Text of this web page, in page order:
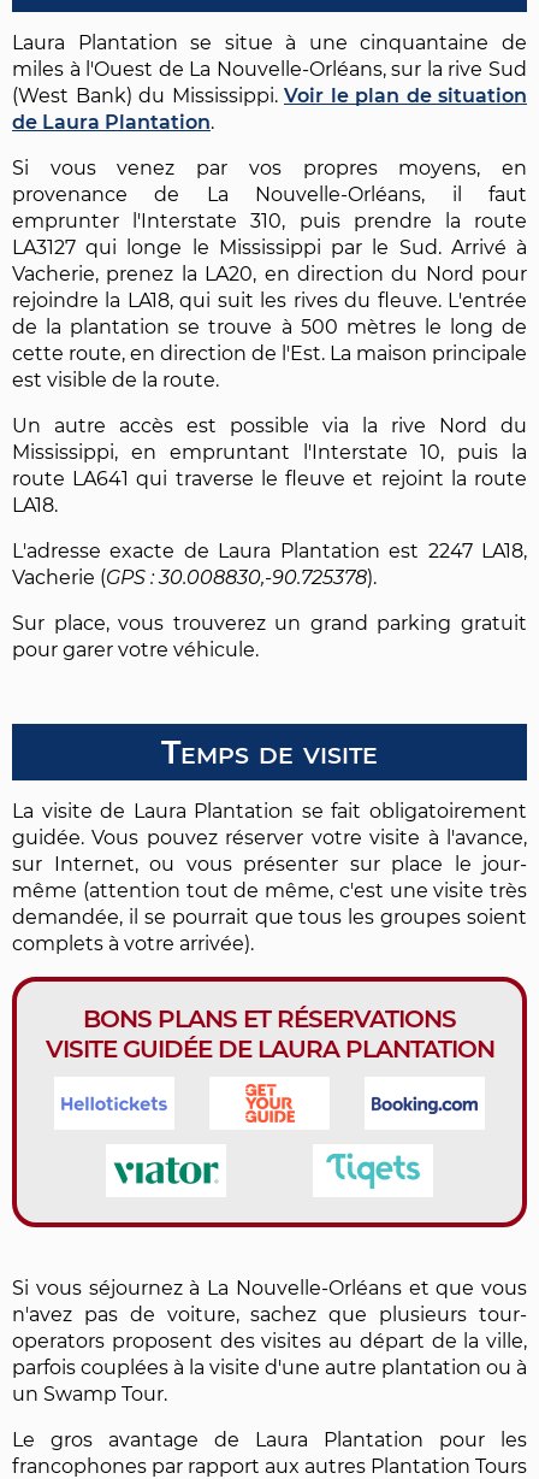
Laura Plantation se situe à une cinquantaine de
miles à l'Ouest de La Nouvelle-Orléans, sur la rive Sud
(West Bank) du Mississippi. Voir le plan de situation
de Laura Plantation.
Si vous venez par vos propres moyens, en
provenance de La Nouvelle-Orléans, il faut
emprunter l'Interstate 310, puis prendre la route
LA3127 qui longe le Mississippi par le Sud. Arrivé à
Vacherie, prenez la LA20, en direction du Nord pour
rejoindre la LA18, qui suit les rives du fleuve. L'entrée
de la plantation se trouve à 500 mètres le long de
cette route, en direction de l'Est. La maison principale
est visible de la route.
Un autre accès est possible via la rive Nord du
Mississippi, en empruntant l'Interstate 10, puis la
route LA641 qui traverse le fleuve et rejoint la route
LA18.
L'adresse exacte de Laura Plantation est 2247 LA18,
Vacherie (
30.008830,-90.725378).
Sur place, vous trouverez un grand parking gratuit
pour garer votre véhicule.
Temps de visite
La visite de Laura Plantation se fait obligatoirement
guidée. Vous pouvez réserver votre visite à l'avance,
sur Internet, ou vous présenter sur place le jour-
même (attention tout de même, c'est une visite très
demandée, il se pourrait que tous les groupes soient
complets à votre arrivée).
BONS PLANS ET RÉSERVATIONS
VISITE GUIDÉE DE LAURA PLANTATION
Si vous séjournez à La Nouvelle-Orléans et que vous
n'avez pas de voiture, sachez que plusieurs tour-
operators proposent des visites au départ de la ville,
parfois couplées à la visite d'une autre plantation ou à
un Swamp Tour.
Le gros avantage de Laura Plantation pour les
francophones par rapport aux autres Plantation Tours